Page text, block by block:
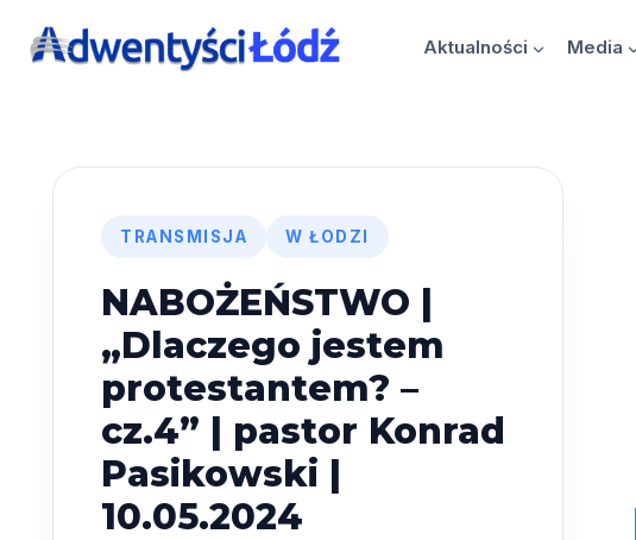
Aktualności Media
TRANSMISJA W ŁODZI
NABOŻEŃSTWO |
„Dlaczego jestem
protestantem? –
cz.4” | pastor Konrad
Pasikowski |
10.05.2024